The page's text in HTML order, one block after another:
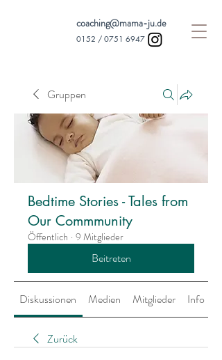
coaching@mama-ju.de
0152 / 0751 6947
Gruppen
Bedtime Stories - Tales from
Our Commmunity
Öffentlich · 9 Mitglieder
Beitreten
Diskussionen Medien Mitglieder Info
Zurück